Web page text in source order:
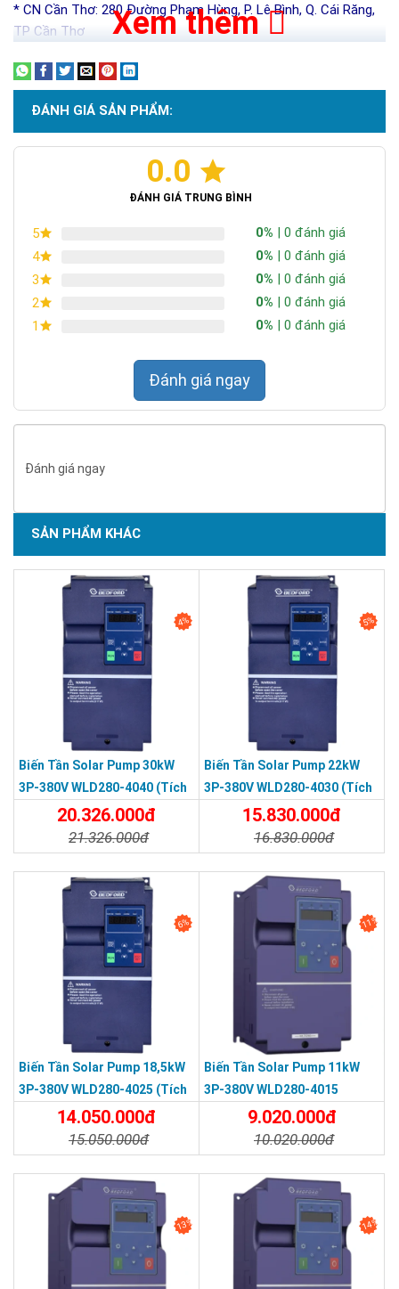
* CN Cần Thơ: 280 Đường Phạm Hùng, P. Lê Bình, Q. Cái Răng,
TP Cần Thơ
Xem thêm
ĐÁNH GIÁ SẢN PHẨM:
0.0
ĐÁNH GIÁ TRUNG BÌNH
5 0% | 0 đánh giá
4
0% | 0 đánh giá
3
0% | 0 đánh giá
2
0% | 0 đánh giá
1
0% | 0 đánh giá
Đánh giá ngay
Đánh giá ngay
SẢN PHẨM KHÁC
4%
Biến Tần Solar Pump 30kW
3P-380V WLD280-4040 (tích
Hợp Cuộn Kháng DC)
20.326.000đ
21.326.000đ
5%
Biến Tần Solar Pump 22kW
3P-380V WLD280-4030 (tích
Hợp Cuộn Kháng DC)
15.830.000đ
16.830.000đ
6%
Biến Tần Solar Pump 18,5kW
3P-380V WLD280-4025 (tích
Hợp Cuộn Kháng DC)
14.050.000đ
15.050.000đ
11%
Biến Tần Solar Pump 11kW
3P-380V WLD280-4015
9.020.000đ
10.020.000đ
13% 14%